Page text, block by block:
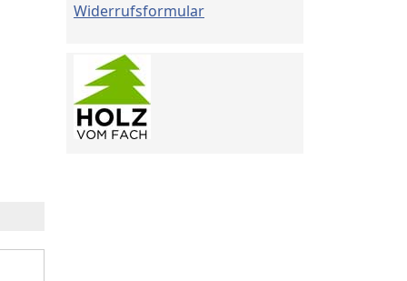
Widerrufsformular